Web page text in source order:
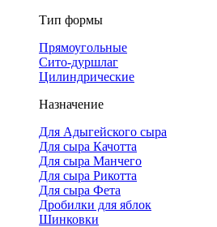
Тип формы
Прямоугольные
Сито-дуршлаг
Цилиндрические
Назначение
Для Адыгейского сыра
Для сыра Качотта
Для сыра Манчего
Для сыра Рикотта
Для сыра Фета
Дробилки для яблок
Шинковки